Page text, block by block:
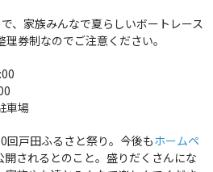
、家族みんなで夏らしいボートレース
券制なのでご注意ください。
車場
回戸田ふるさと祭り。今後もホームペ
開されるとのこと。盛りだくさんにな